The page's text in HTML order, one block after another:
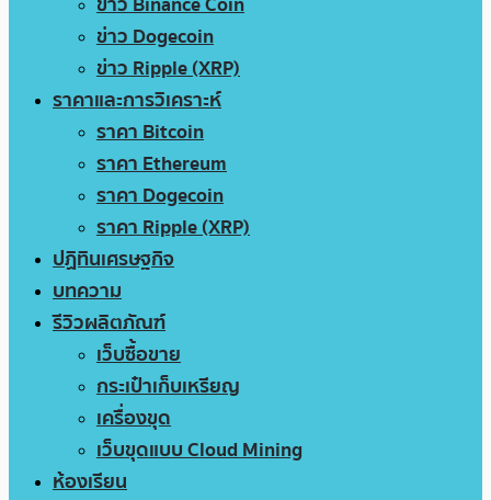
ข่าว Dogecoin
ข่าว Ripple (XRP)
ราคาและการวิเคราะห์
ราคา Bitcoin
ราคา Ethereum
ราคา Dogecoin
ราคา Ripple (XRP)
ปฏิทินเศรษฐกิจ
บทความ
รีวิวผลิตภัณฑ์
เว็บซื้อขาย
กระเป๋าเก็บเหรียญ
เครื่องขุด
เว็บขุดแบบ Cloud Mining
ห้องเรียน